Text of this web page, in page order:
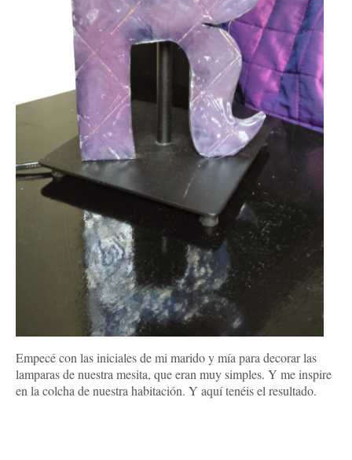
Empecé con las iniciales de mi marido y mía para decorar las
lamparas de nuestra mesita, que eran muy simples. Y me inspire
en la colcha de nuestra habitación. Y aquí tenéis el resultado.